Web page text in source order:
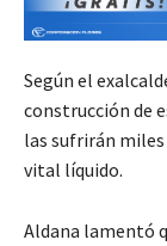
Según el
construcción de
las sufrirán
vital líquido.
Aldana lamentó